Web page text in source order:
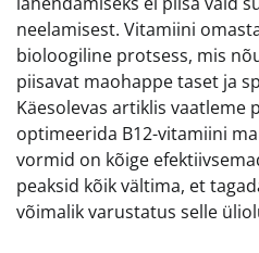
neelamisest. Vitamiini
bioloogiline protsess, mis
piisavat maohappe taset ja
Käesolevas artiklis vaatleme
optimeerida B12-vitamiini
vormid on kõige
peaksid kõik vältima, et
võimalik varustatus selle